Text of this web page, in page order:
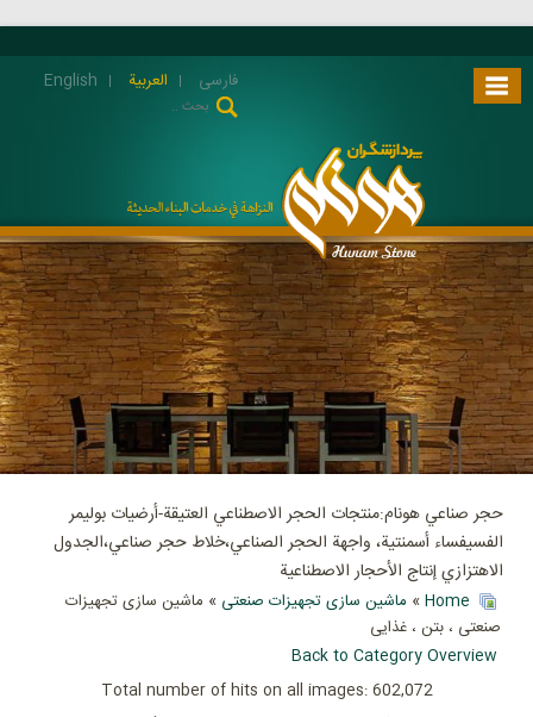
فارسی العربية English
حجر صناعي هونام:منتجات الحجر الاصطناعي العتيقة-أرضيات بوليمر
الفسيفساء أسمنتية، واجهة الحجر الصناعي،خلاط حجر صناعي،الجدول
الاهتزازي إنتاج الأحجار الاصطناعية
Home
» ماشین سازی تجهیزات صنعتی » ماشین سازی تجهیزات
صنعتی ، بتن ، غذایی
Back to Category Overview
Total number of hits on all images: 602,072